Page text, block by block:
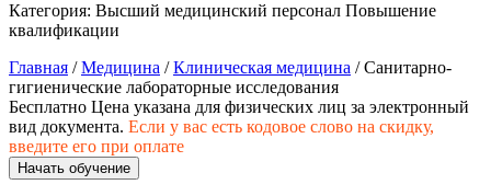
общественного питания в
организации
Управление административно-
хозяйственной деятельностью
Категория: Высший медицинский персонал Повышение
квалификации
Главная /Медицина /Клиническая медицина / Санитарно-
гигиенические лабораторные исследования
Бесплатно Цена указана для физических лиц за электронный
вид документа. Если у вас есть кодовое слово на скидку,
введите его при оплате
Начать обучение